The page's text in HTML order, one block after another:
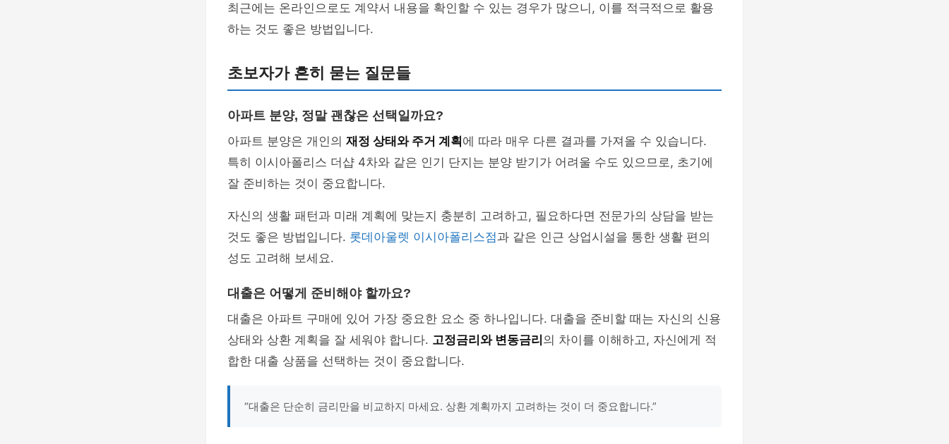
최근에는 온라인으로도 계약서 내용을 확인할 수 있는 경우가 많으니, 이를 적극적으로 활용
하는 것도 좋은 방법입니다.
초보자가 흔히 묻는 질문들
아파트 분양, 정말 괜찮은 선택일까요?
아파트 분양은 개인의 재정 상태와 주거 계획 에 따라 매우 다른 결과를 가져올 수 있습니다.
특히 이시아폴리스 더샵 4차와 같은 인기 단지는 분양 받기가 어려울 수도 있으므로, 초기에
잘 준비하는 것이 중요합니다.
자신의 생활 패턴과 미래 계획에 맞는지 충분히 고려하고, 필요하다면 전문가의 상담을 받는
것도 좋은 방법입니다. 롯데아울렛 이시아폴리스점과 같은 인근 상업시설을 통한 생활 편의
성도 고려해 보세요.
대출은 어떻게 준비해야 할까요?
대출은 아파트 구매에 있어 가장 중요한 요소 중 하나입니다. 대출을 준비할 때는 자신의 신용
상태와 상환 계획을 잘 세워야 합니다. 고정금리와 변동금리 의 차이를 이해하고, 자신에게 적
합한 대출 상품을 선택하는 것이 중요합니다.
“대출은 단순히 금리만을 비교하지 마세요. 상환 계획까지 고려하는 것이 더 중요합니다.”